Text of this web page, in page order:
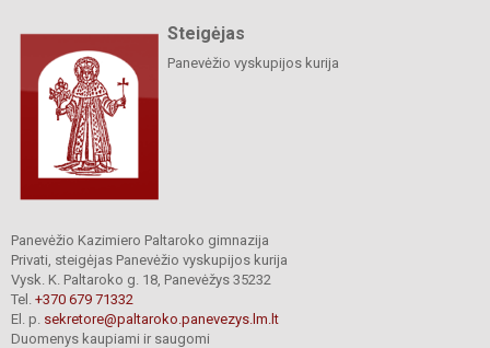
Steigėjas
Panevėžio vyskupijos kurija
Panevėžio Kazimiero Paltaroko gimnazija
Privati, steigėjas Panevėžio vyskupijos kurija
Vysk. K. Paltaroko g. 18, Panevėžys 35232
Tel. +370 679 71332
El. p. sekretore@paltaroko.panevezys.lm.lt
Duomenys kaupiami ir saugomi